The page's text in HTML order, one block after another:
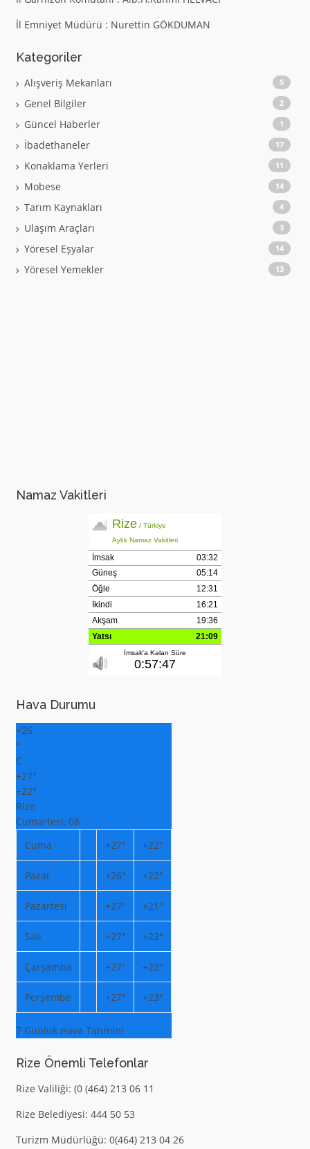
İl Emniyet Müdürü : Nurettin GÖKDUMAN
Kategoriler
Alışveriş Mekanları 5
Genel Bilgiler 2
Güncel Haberler 1
İbadethaneler 17
Konaklama Yerleri 11
Mobese 14
Tarım Kaynakları 4
Ulaşım Araçları 3
Yöresel Eşyalar 14
Yöresel Yemekler 13
Namaz Vakitleri
Hava Durumu
+26
°
C
+27°
+22°
Rize
Cumartesi, 08
Cuma
+27° +22°
Pazar +26° +22°
Pazartesi +27° +21°
Salı +27° +22°
Çarşamba +27° +22°
Perşembe +27° +23°
7 Günlük Hava Tahmini
Rize Önemli Telefonlar
Rize Valiliği: (0 (464) 213 06 11
Rize Belediyesi: 444 50 53
Turizm Müdürlüğü: 0(464) 213 04 26